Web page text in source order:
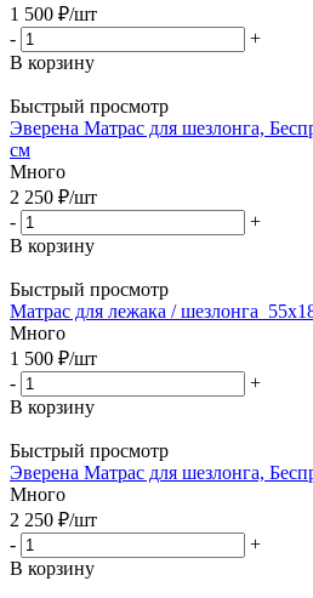
1 500 ₽/шт
-
+
В корзину
Быстрый просмотр
Эверена Матрас для шезлонга,
см
Много
2 250 ₽/шт
-
+
В корзину
Быстрый просмотр
Матрас для лежака /
Много
1 500 ₽/шт
-
+
В корзину
Быстрый просмотр
Эверена Матрас для шезлонга,
Много
2 250 ₽/шт
-
+
В корзину